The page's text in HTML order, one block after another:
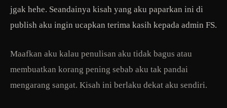
jgak hehe. Seandainya kisah yang aku paparkan ini di
publish aku ingin ucapkan terima kasih kepada admin FS.
Maafkan aku kalau penulisan aku tidak bagus atau
membuatkan korang pening sebab aku tak pandai
mengarang sangat. Kisah ini berlaku dekat aku sendiri.